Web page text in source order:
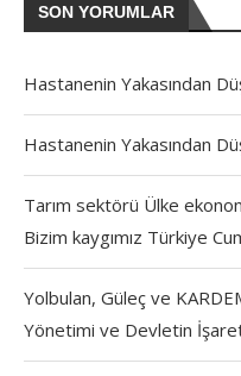
SON YORUMLAR
Hastanenin Yakasından
Hastanenin Yakasından
Tarım sektörü Ülke
Bizim kaygımız Türkiye
Yolbulan, Güleç ve
Yönetimi ve Devletin